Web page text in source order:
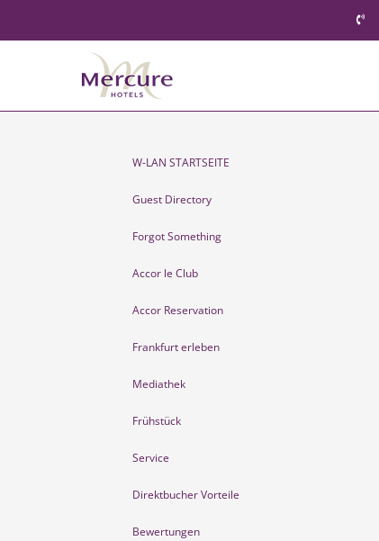
to
W-LAN STARTSEITE
Guest Directory
Forgot Something
Accor le Club
Accor Reservation
Frankfurt erleben
Mediathek
Frühstück
Service
Direktbucher Vorteile
Bewertungen